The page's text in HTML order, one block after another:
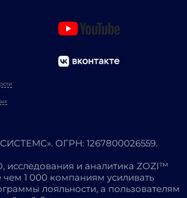
ОГРН: 1267800026559.
исследования и аналитика ZOZI™
1 000 компаниям усиливать
лояльности, а пользователям